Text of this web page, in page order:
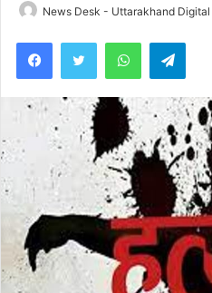
News Desk - Uttarakhand Digital
WhatsApp